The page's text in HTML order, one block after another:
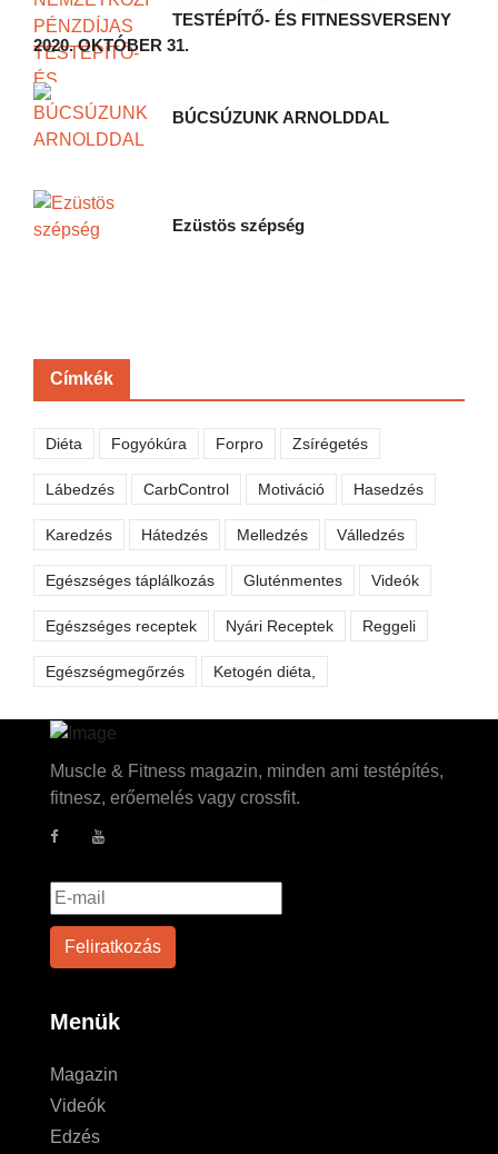
TESTÉPÍTŐ- ÉS FITNESSVERSENY
2020. OKTÓBER 31.
BÚCSÚZUNK ARNOLDDAL
Ezüstös szépség
Címkék
Diéta Fogyókúra Forpro Zsírégetés
Lábedzés CarbControl Motiváció Hasedzés
Karedzés Hátedzés Melledzés Válledzés
Egészséges táplálkozás Gluténmentes Videók
Egészséges receptek Nyári Receptek Reggeli
Egészségmegőrzés Ketogén diéta,
Muscle & Fitness magazin, minden ami testépítés,
fitnesz, erőemelés vagy crossfit.
Menük
Magazin
Videók
Edzés